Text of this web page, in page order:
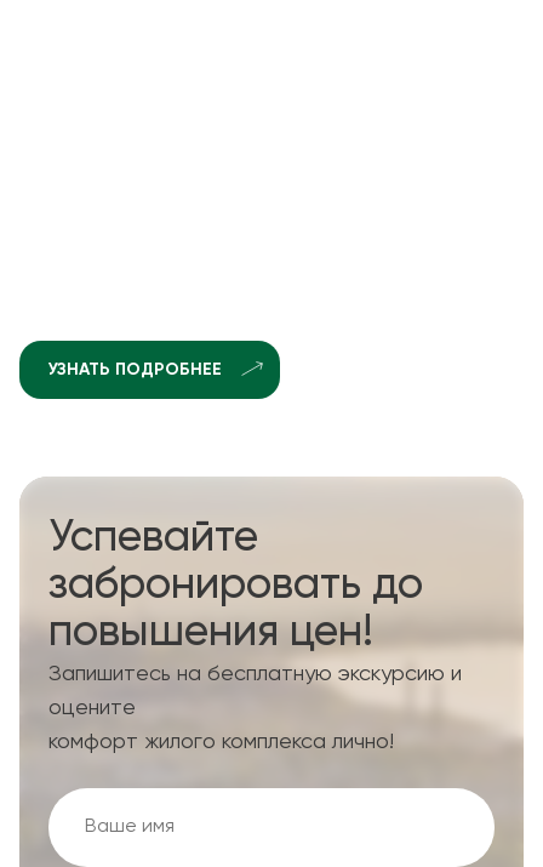
УЗНАТЬ ПОДРОБНЕЕ
Успевайте
забронировать до
повышения цен!
Запишитесь на бесплатную экскурсию и
оцените
комфорт жилого комплекса лично!